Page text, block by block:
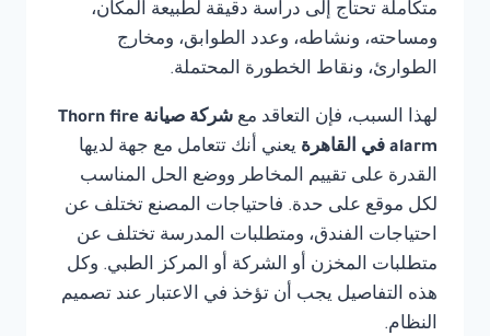
متكاملة تحتاج إلى دراسة دقيقة لطبيعة المكان،
ومساحته، ونشاطه، وعدد الطوابق، ومخارج
الطوارئ، ونقاط الخطورة المحتملة.
لهذا السبب، فإن التعاقد مع
شركة صيانة Thorn fire
alarm في القاهرة
يعني أنك تتعامل مع جهة لديها
القدرة على تقييم المخاطر ووضع الحل المناسب
لكل موقع على حدة. فاحتياجات المصنع تختلف عن
احتياجات الفندق، ومتطلبات المدرسة تختلف عن
متطلبات المخزن أو الشركة أو المركز الطبي. وكل
هذه التفاصيل يجب أن تؤخذ في الاعتبار عند تصميم
النظام.